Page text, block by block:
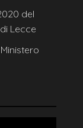
del
Lecce